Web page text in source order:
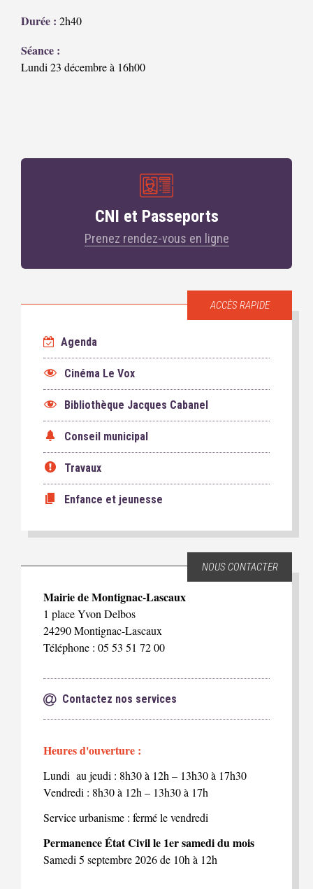
Durée : 2h40
Séance :
Lundi 23 décembre à 16h00
CNI et Passeports
Prenez rendez-vous en ligne
ACCÈS RAPIDE
Agenda
Cinéma Le Vox
Bibliothèque Jacques Cabanel
Conseil municipal
Travaux
Enfance et jeunesse
NOUS CONTACTER
Mairie de Montignac-Lascaux
1 place Yvon Delbos
24290 Montignac-Lascaux
Téléphone : 05 53 51 72 00
Contactez nos services
Heures d'ouverture :
Lundi au jeudi : 8h30 à 12h – 13h30 à 17h30
Vendredi : 8h30 à 12h – 13h30 à 17h
Service urbanisme : fermé le vendredi
Permanence État Civil le 1er samedi du mois
Samedi 5 septembre 2026 de 10h à 12h